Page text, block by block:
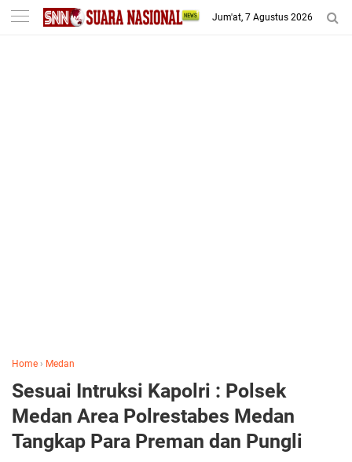
-->
Jum'at, 7 Agustus 2026
Home › Medan
Sesuai Intruksi Kapolri : Polsek
Medan Area Polrestabes Medan
Tangkap Para Preman dan Pungli